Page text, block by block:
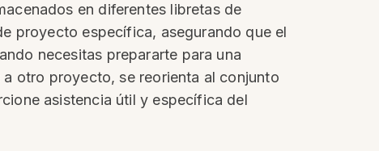
en diferentes libretas de
proyecto específica, asegurando que el
necesitas prepararte para una
otro proyecto, se reorienta al conjunto
asistencia útil y específica del